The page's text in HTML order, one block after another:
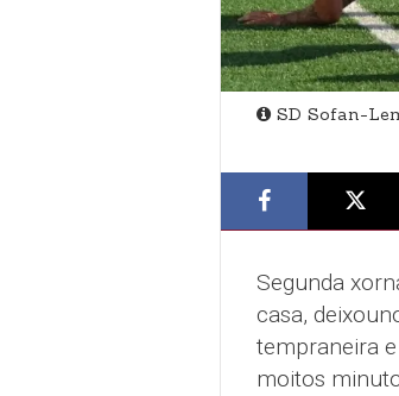
SD Sofan-
Segunda
casa,
tempraneira
moitos